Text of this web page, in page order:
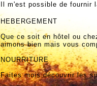
Il m'est possible de
HEBERGEMENT
Que ce soit en hôtel ou
aimons bien mais vous
NOURRITURE
Faites mois découvrir les